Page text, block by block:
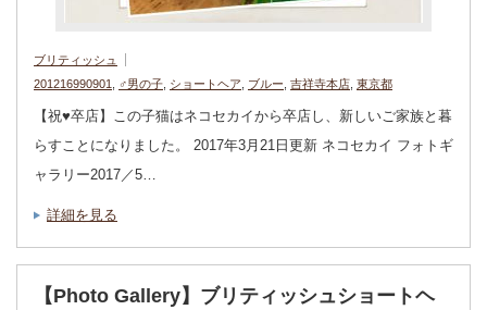
ブリティッシュ
201216990901
♂男の子 ショートヘア ブルー 吉祥寺本店 東京都
【祝♥︎卒店】この子猫はネコセカイから卒店し、新しいご家族と暮
らすことになりました。 2017年3月21日更新 ネコセカイ フォトギ
ャラリー2017／5…
詳細を見る
【Photo Gallery】ブリティッシュショートヘ